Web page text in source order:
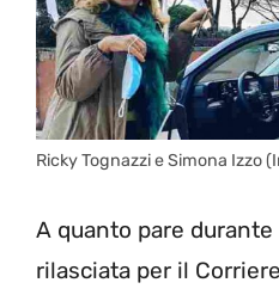
Ricky Tognazzi e Simona Izzo
A quanto pare
rilasciata per il